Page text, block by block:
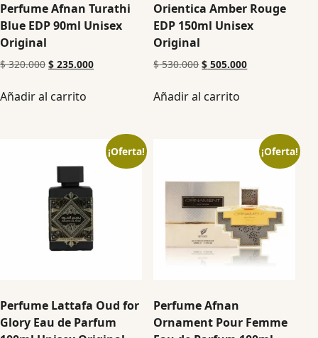
Perfume Afnan Turathi
Blue EDP 90ml Unisex
Original
$320.000 $ 235.000
Añadir al carrito
Orientica Amber Rouge
EDP 150ml Unisex
Original
$530.000 $ 505.000
Añadir al carrito
¡Oferta!
Perfume Lattafa Oud for
Glory Eau de Parfum
¡Oferta!
Perfume Afnan
Ornament Pour Femme